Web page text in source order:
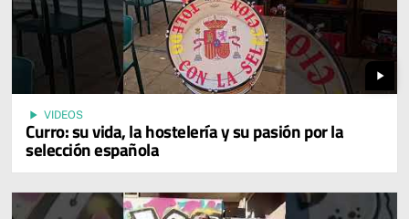
play_arrow
play_arrow VIDEOS
Curro: su vida, la hostelería y su pasión por la
selección española